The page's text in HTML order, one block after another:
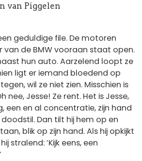
van Piggelen
geduldige file. De motoren
van de BMW vooraan staat open.
hun auto. Aarzelend loopt ze
ligt er iemand bloedend op
wil ze niet zien. Misschien is
nee, Jesse! Ze rent. Het is Jesse,
een en al concentratie, zijn hand
Dan tilt hij hem op en
blik op zijn hand. Als hij opkijkt
stralend: ‘Kijk eens, een